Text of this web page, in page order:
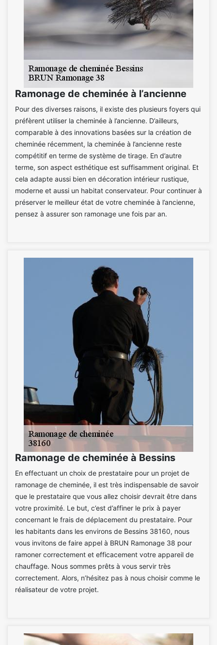
Ramonage de cheminée à l’ancienne
Pour des diverses raisons, il existe des plusieurs foyers qui
préfèrent utiliser la cheminée à l’ancienne. D’ailleurs,
comparable à des innovations basées sur la création de
cheminée récemment, la cheminée à l’ancienne reste
compétitif en terme de système de tirage. En d’autre
terme, son aspect esthétique est suffisamment original. Et
cela adapte aussi bien en décoration intérieur rustique,
moderne et aussi un habitat conservateur. Pour continuer à
préserver le meilleur état de votre cheminée à l’ancienne,
pensez à assurer son ramonage une fois par an.
Ramonage de cheminée à Bessins
En effectuant un choix de prestataire pour un projet de
ramonage de cheminée, il est très indispensable de savoir
que le prestataire que vous allez choisir devrait être dans
votre proximité. Le but, c’est d’affiner le prix à payer
concernant le frais de déplacement du prestataire. Pour
les habitants dans les environs de Bessins 38160, nous
vous invitons de faire appel à BRUN Ramonage 38 pour
ramoner correctement et efficacement votre appareil de
chauffage. Nous sommes prêts à vous servir très
correctement. Alors, n’hésitez pas à nous choisir comme le
réalisateur de votre projet.